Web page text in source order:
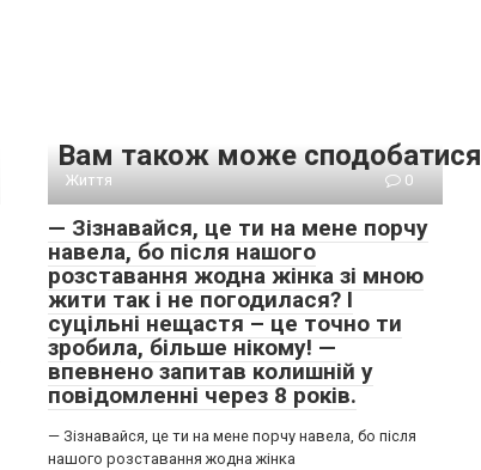
Вам також може сподобатися
Життя 0
— Зізнавайся, це ти на мене порчу
навела, бо після нашого
розставання жодна жінка зі мною
жити так і не погодилася? І
суцільні нещастя – це точно ти
зробила, більше нікому! —
впевнено запитав колишній у
повідомленні через 8 років.
— Зізнавайся, це ти на мене порчу навела, бо після
нашого розставання жодна жінка